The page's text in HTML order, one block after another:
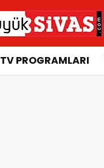
TV PROGRAMLARI